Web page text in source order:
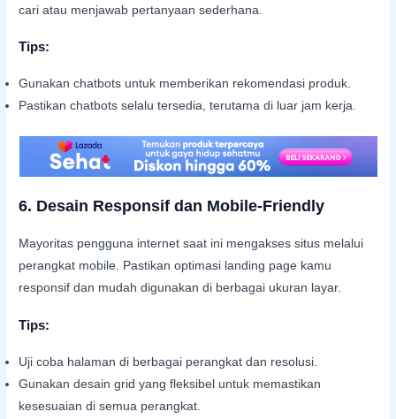
cari atau menjawab pertanyaan sederhana.
Tips:
Gunakan chatbots untuk memberikan rekomendasi produk.
Pastikan chatbots selalu tersedia, terutama di luar jam kerja.
6. Desain Responsif dan Mobile-Friendly
Mayoritas pengguna internet saat ini mengakses situs melalui
perangkat mobile. Pastikan optimasi landing page kamu
responsif dan mudah digunakan di berbagai ukuran layar.
Tips:
Uji coba halaman di berbagai perangkat dan resolusi.
Gunakan desain grid yang fleksibel untuk memastikan
kesesuaian di semua perangkat.